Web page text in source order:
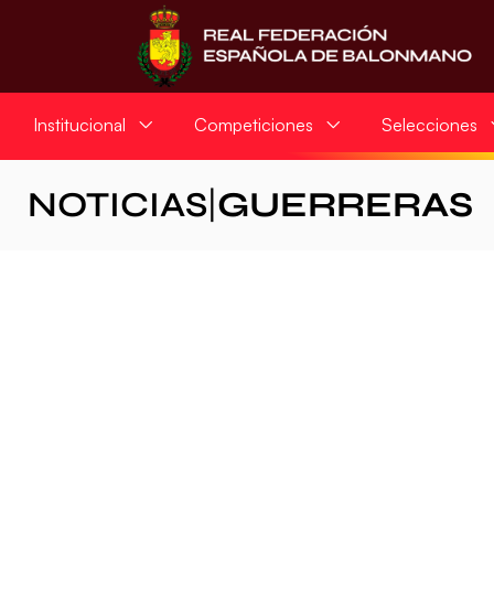
Institucional Competiciones Selecciones
NOTICIAS GUERRERAS